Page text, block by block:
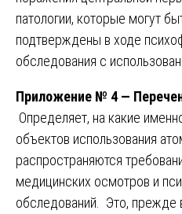
патологии, которые могут
подтверждены в ходе
обследования с
Приложение № 4 —
Определяет, на какие
объектов использования
распространяются
медицинских осмотров и
обследований. Это, прежде